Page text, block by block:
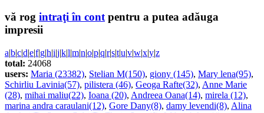
vă rog intraţi în contpentru a putea adăuga
impresii
a|b|c|d|e|f|g|h|i|j|k|l|m|n|o|p|q|r|s|t|u|v|w|x|y|z
total: 24068
users: Maria (23382), Stelian M(150), giony (145), Mary lena(95),
Schirliu Lavinia(57), pilistera (46), Geoga Rafte(32), Anne Marie
(28), mihai maliu(22), Ioana (20), Andreea Oana(14), mirela (12),
marina andra caraulani(12), Gore Dany(8), damy levendi(8), Alina